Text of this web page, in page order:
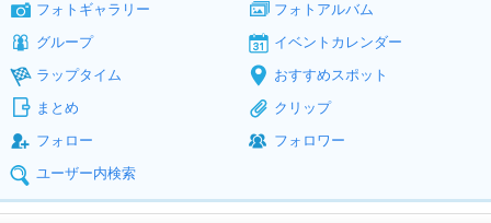
フォトギャラリー
フォトアルバム
グループ
イベントカレンダー
ラップタイム
おすすめスポット
まとめ
クリップ
フォロー
フォロワー
ユーザー内検索